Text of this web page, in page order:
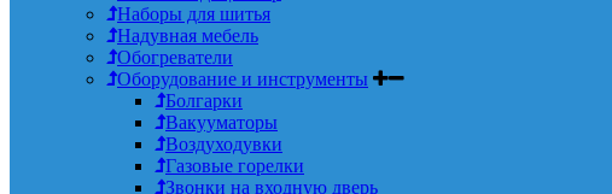
Наборы для шитья
Надувная мебель
Обогреватели
Оборудование и инструменты
Болгарки
Вакууматоры
Воздуходувки
Газовые горелки
Звонки на входную дверь